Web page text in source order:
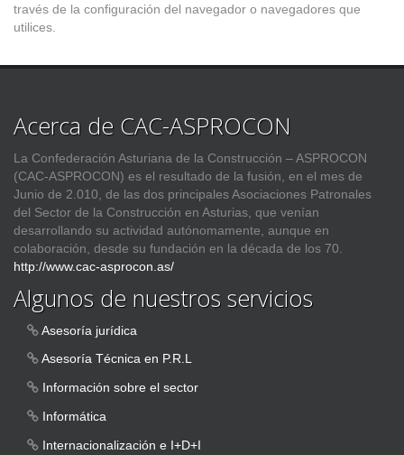
través de la configuración del navegador o navegadores que
utilices.
Acerca de CAC-ASPROCON
La Confederación Asturiana de la Construcción – ASPROCON
(CAC-ASPROCON) es el resultado de la fusión, en el mes de
Junio de 2.010, de las dos principales Asociaciones Patronales
del Sector de la Construcción en Asturias, que venían
desarrollando su actividad autónomamente, aunque en
colaboración, desde su fundación en la década de los 70.
http://www.cac-asprocon.as/
Algunos de nuestros servicios
Asesoría jurídica
Asesoría Técnica en P.R.L
Información sobre el sector
Informática
Internacionalización e I+D+I